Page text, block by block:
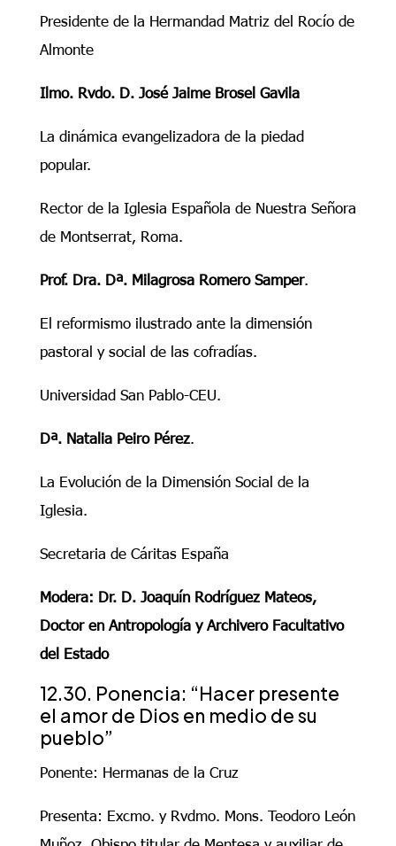
Presidente de la Hermandad Matriz del Rocío de
Almonte
Ilmo. Rvdo. D. José Jaime Brosel Gavila
La dinámica evangelizadora de la piedad
popular.
Rector de la Iglesia Española de Nuestra Señora
de Montserrat, Roma.
Prof. Dra. Dª. Milagrosa Romero Samper.
El reformismo ilustrado ante la dimensión
pastoral y social de las cofradías.
Universidad San Pablo-CEU.
Dª. Natalia Peiro Pérez.
La Evolución de la Dimensión Social de la
Iglesia.
Secretaria de Cáritas España
Modera: Dr. D. Joaquín Rodríguez Mateos,
Doctor en Antropología y Archivero Facultativo
del Estado
12.30. Ponencia: “Hacer presente
el amor de Dios en medio de su
pueblo”
Ponente: Hermanas de la Cruz
Presenta: Excmo. y Rvdmo. Mons. Teodoro León